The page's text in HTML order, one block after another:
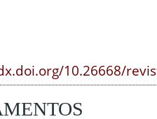
10.26668/